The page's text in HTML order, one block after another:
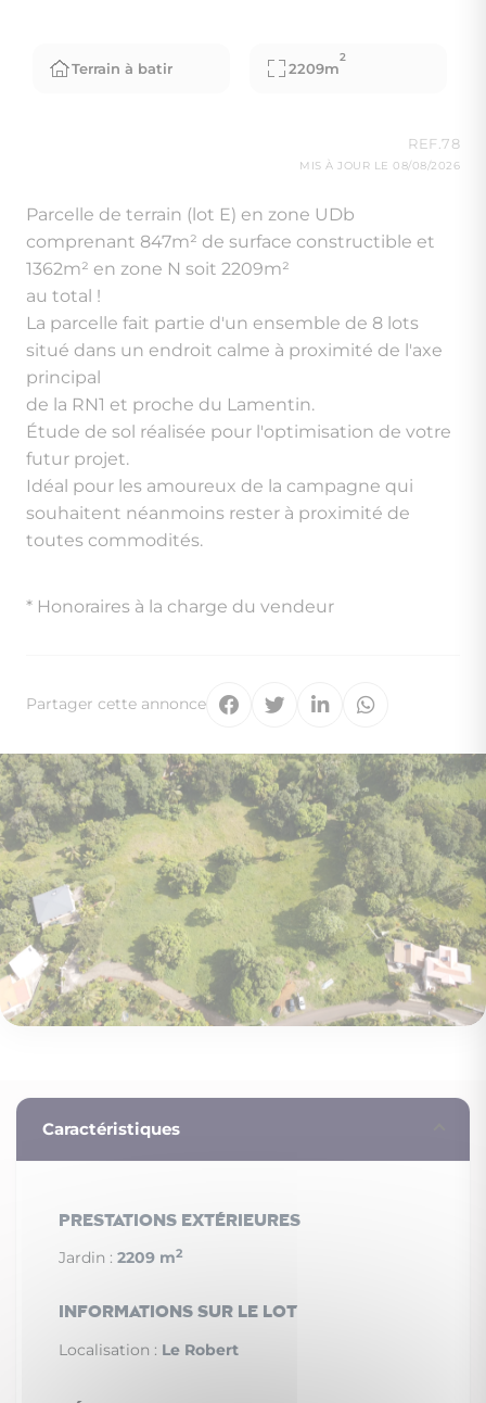
Terrain à batir 2209m
2
REF.78
MIS À JOUR LE 08/08/2026
Parcelle de terrain (lot E) en zone UDb
comprenant 847m² de surface constructible et
1362m² en zone N soit 2209m²
au total !
La parcelle fait partie d'un ensemble de 8 lots
situé dans un endroit calme à proximité de l'axe
principal
de la RN1 et proche du Lamentin.
Étude de sol réalisée pour l'optimisation de votre
futur projet.
Idéal pour les amoureux de la campagne qui
souhaitent néanmoins rester à proximité de
toutes commodités.
* Honoraires à la charge du vendeur
Partager cette annonce
Caractéristiques
Prestations extérieures
Jardin :2209 m2
Informations sur le lot
Localisation : Le Robert